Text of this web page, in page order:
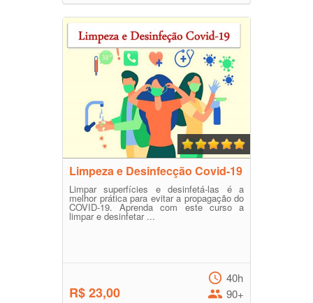
Limpeza e Desinfecção Covid-19
Limpar superfícies e desinfetá-las é a
melhor prática para evitar a propagação do
COVID-19. Aprenda com este curso a
limpar e desinfetar ...
R$ 23,00
40h
90+